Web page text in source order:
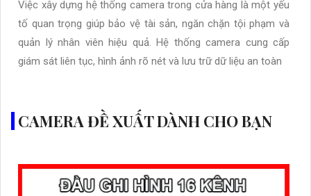
Việc xây dựng hệ thống camera trong cửa hàng là một yếu
tố quan trọng giúp bảo vệ tài sản, ngăn chặn tội phạm và
quản lý nhân viên hiệu quả. Hệ thống camera cung cấp
giám sát liên tục, hình ảnh rõ nét và lưu trữ dữ liệu an toàn
CAMERA ĐỀ XUẤT DÀNH CHO BẠN